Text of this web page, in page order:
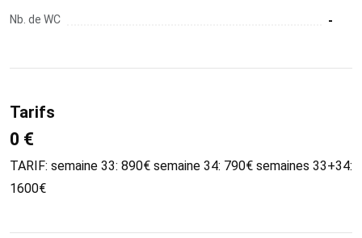
Nb. de WC -
Tarifs
0 €
TARIF: semaine 33: 890€ semaine 34: 790€ semaines 33+34:
1600€